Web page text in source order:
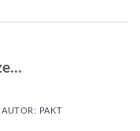
AUTOR: PAKT